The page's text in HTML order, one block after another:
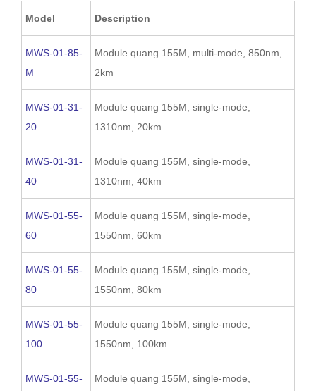
Model Description
MWS-01-85-
M
Module quang 155M, multi-mode, 850nm,
2km
MWS-01-31-
20
Module quang 155M, single-mode,
1310nm, 20km
MWS-01-31-
40
Module quang 155M, single-mode,
1310nm, 40km
MWS-01-55-
60
Module quang 155M, single-mode,
1550nm, 60km
MWS-01-55-
80
Module quang 155M, single-mode,
1550nm, 80km
MWS-01-55-
100
Module quang 155M, single-mode,
1550nm, 100km
MWS-01-55-
Module quang 155M, single-mode,